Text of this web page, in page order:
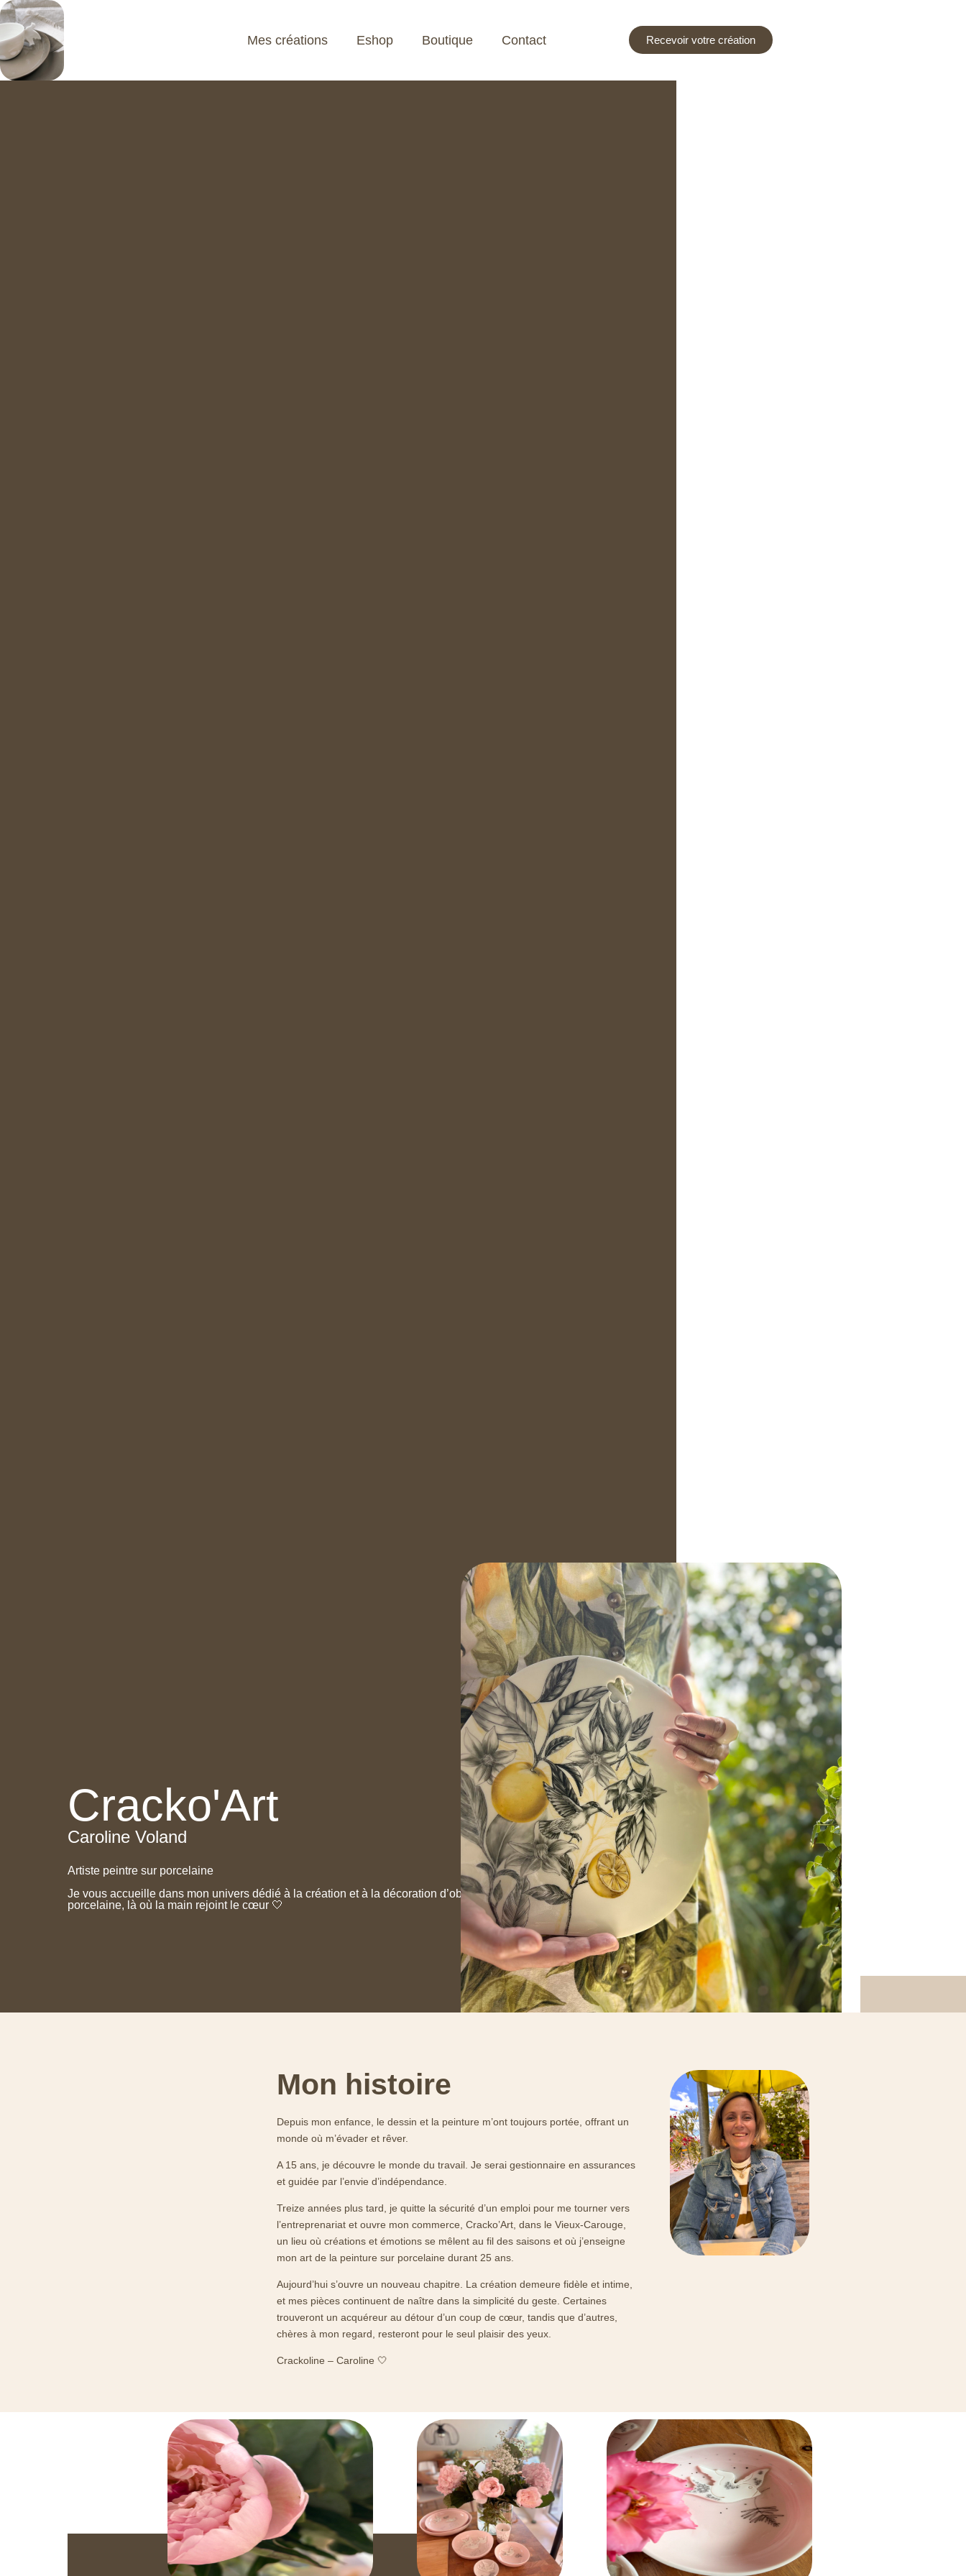
Mes créations Eshop Boutique Contact Recevoir votre création
Cracko'Art
Caroline Voland
Artiste peintre sur porcelaine
Je vous accueille dans mon univers dédié à la création et à la décoration d’objets en
porcelaine, là où la main rejoint le cœur 🤍
Mon histoire
Depuis mon enfance, le dessin et la peinture m’ont toujours portée, offrant un
monde où m’évader et rêver.
A 15 ans, je découvre le monde du travail. Je serai gestionnaire en assurances
et guidée par l’envie d’indépendance.
Treize années plus tard, je quitte la sécurité d’un emploi pour me tourner vers
l’entreprenariat et ouvre mon commerce, Cracko’Art,dans le Vieux-Carouge,
un lieu où créations et émotions se mêlent au fil des saisons et où j’enseigne
mon art de la peinture sur porcelaine durant 25 ans.
Aujourd’hui s’ouvre un nouveau chapitre. La création demeure fidèle et intime,
et mes pièces continuent de naître dans la simplicité du geste. Certaines
trouveront un acquéreur au détour d’un coup de cœur, tandis que d’autres,
chères à mon regard, resteront pour le seul plaisir des yeux.
Crackoline – Caroline 🤍